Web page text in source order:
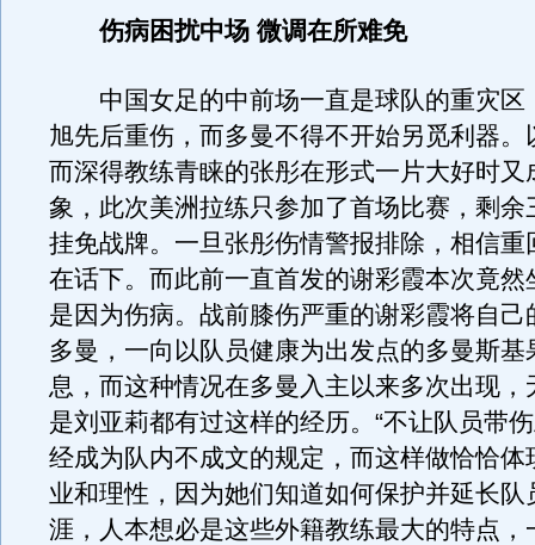
伤病困扰中场 微调在所难免
中国女足的中前场一直是球队的重灾区
旭先后重伤，而多曼不得不开始另觅利器。
而深得教练青睐的张彤在形式一片大好时又
象，此次美洲拉练只参加了首场比赛，剩余
挂免战牌。一旦张彤伤情警报排除，相信重
在话下。而此前一直首发的谢彩霞本次竟然
是因为伤病。战前膝伤严重的谢彩霞将自己
多曼，一向以队员健康为出发点的多曼斯基
息，而这种情况在多曼入主以来多次出现，
是刘亚莉都有过这样的经历。“不让队员带
经成为队内不成文的规定，而这样做恰恰体
业和理性，因为她们知道如何保护并延长队
涯，人本想必是这些外籍教练最大的特点，